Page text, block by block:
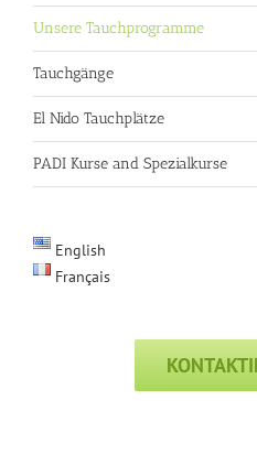
Unsere Tauchprogramme
Tauchgänge
El Nido Tauchplätze
PADI Kurse and Spezialkurse
English
Français